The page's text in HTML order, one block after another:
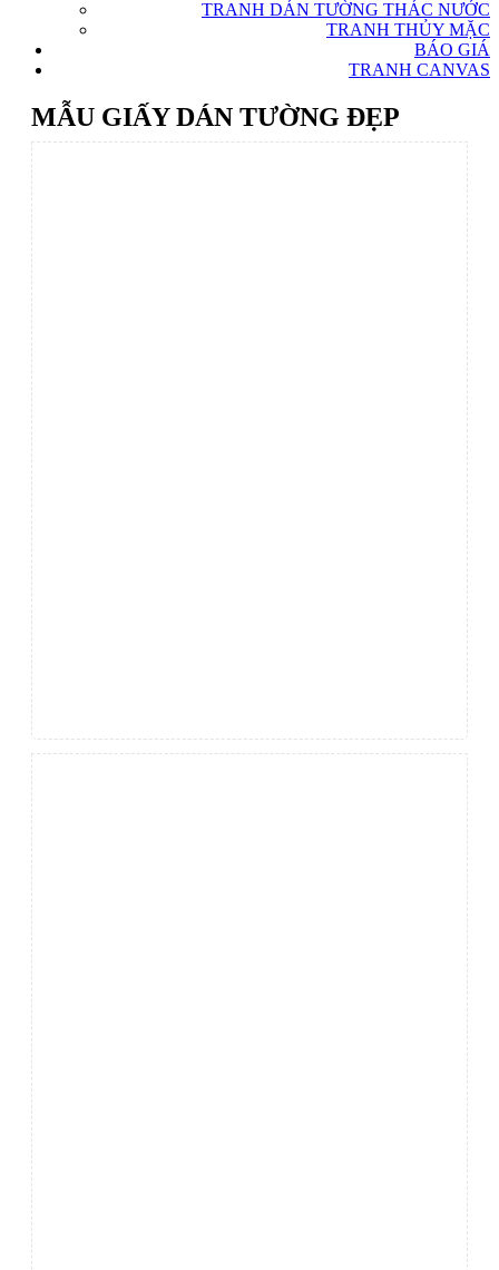
TRANH DÁN TƯỜNG THÁC NƯỚC
TRANH THỦY MẶC
BÁO GIÁ
TRANH CANVAS
MẪU GIẤY DÁN TƯỜNG ĐẸP